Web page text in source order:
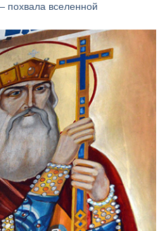
вселенной